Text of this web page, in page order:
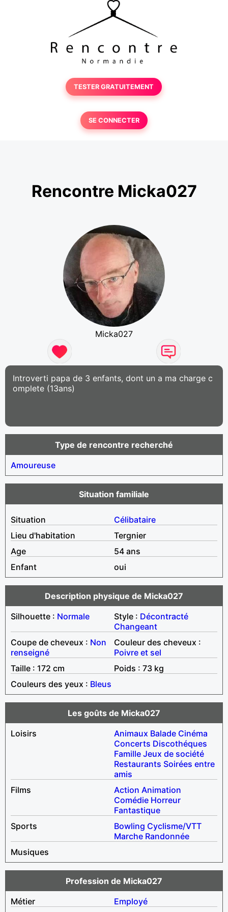
TESTER GRATUITEMENT
SE CONNECTER
Rencontre Micka027
Micka027
Introverti papa de 3 enfants, dont un a ma charge c
omplete (13ans)
Type de rencontre recherché
Amoureuse
Situation familiale
Situation
Célibataire
Lieu d'habitation
Tergnier
Age
54 ans
Enfant
oui
Description physique de Micka027
Silhouette : Normale Style : Décontracté
Changeant
Coupe de cheveux : Non
renseigné
Couleur des cheveux :
Poivre et sel
Taille : 172 cm
Poids : 73 kg
Couleurs des yeux : Bleus
Les goûts de Micka027
Loisirs
Animaux Balade Cinéma
Concerts Discothéques
Famille Jeux de société
Restaurants Soirées entre
amis
Films
Action Animation
Comédie Horreur
Fantastique
Sports
Bowling Cyclisme/VTT
Marche Randonnée
Musiques
Profession de Micka027
Métier
Employé